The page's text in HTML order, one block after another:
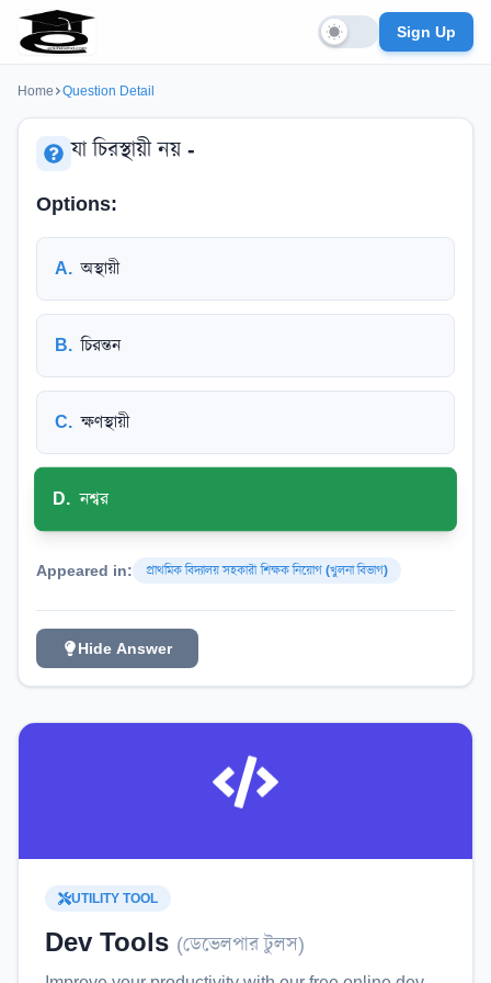
Sign Up
Home Question Detail
যা চিরস্থায়ী নয় -
Options:
A. অস্থায়ী
B. চিরন্তন
C. ক্ষণস্থায়ী
D. নশ্বর
Appeared in: প্রাথমিক বিদ্যালয় সহকারী শিক্ষক নিয়োগ (খুলনা বিভাগ)
Hide Answer
UTILITY TOOL
Dev Tools (ডেভেলপার টুলস)